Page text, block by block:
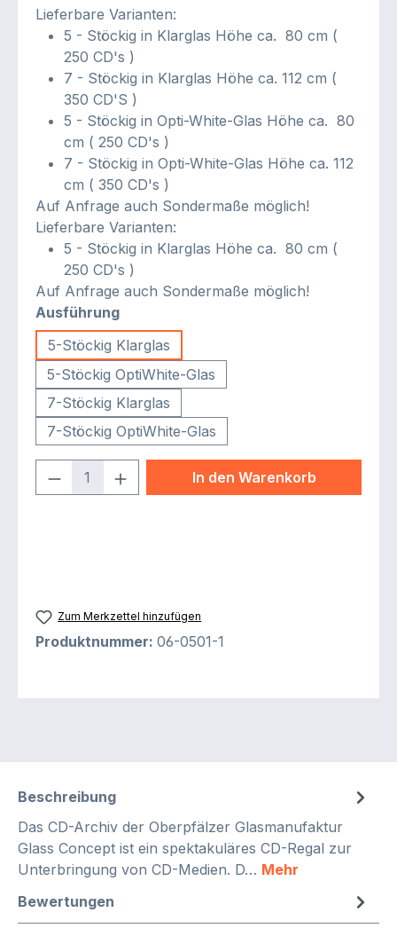
Lieferbare Varianten:
5 - Stöckig in Klarglas Höhe ca. 80 cm (
250 CD's )
7 - Stöckig in Klarglas Höhe ca. 112 cm (
350 CD'S )
5 - Stöckig in Opti-White-Glas Höhe ca. 80
cm ( 250 CD's )
7 - Stöckig in Opti-White-Glas Höhe ca. 112
cm ( 350 CD's )
Auf Anfrage auch Sondermaße möglich!
Lieferbare Varianten:
5 - Stöckig in Klarglas Höhe ca. 80 cm (
250 CD's )
Auf Anfrage auch Sondermaße möglich!
Ausführungauswählen
5-Stöckig Klarglas
5-Stöckig OptiWhite-Glas
7-Stöckig Klarglas
7-Stöckig OptiWhite-Glas
Produkt Anzahl: Gib den
In den Warenkorb
Zum Merkzettel hinzufügen
Produktnummer: 06-0501-1
Beschreibung
Das CD-Archiv der Oberpfälzer Glasmanufaktur
Glass Concept ist ein spektakuläres CD-Regal zur
Unterbringung von CD-Medien. D… Mehr
Bewertungen